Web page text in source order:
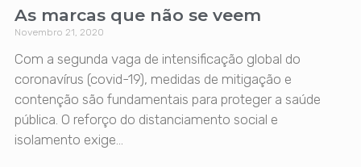
As marcas que não se veem
Novembro 21, 2020
Com a segunda vaga de intensificação global do
coronavírus (covid-19), medidas de mitigação e
contenção são fundamentais para proteger a saúde
pública. O reforço do distanciamento social e
isolamento exige…